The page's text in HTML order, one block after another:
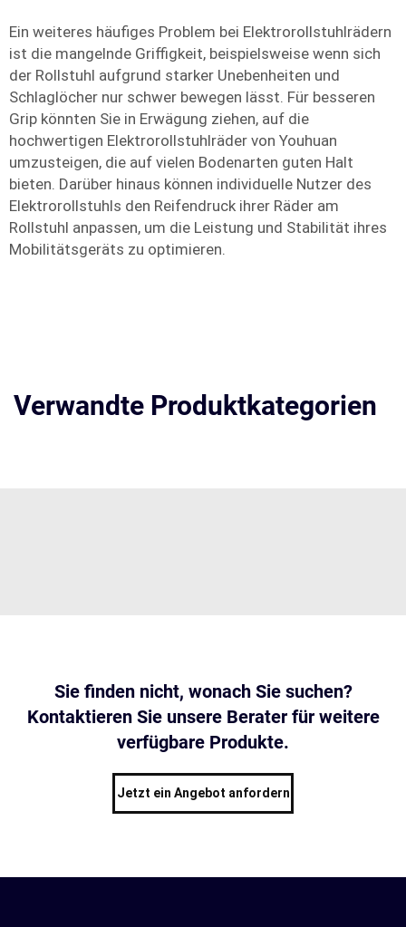
Ein weiteres häufiges Problem bei Elektrorollstuhlrädern
ist die mangelnde Griffigkeit, beispielsweise wenn sich
der Rollstuhl aufgrund starker Unebenheiten und
Schlaglöcher nur schwer bewegen lässt. Für besseren
Grip könnten Sie in Erwägung ziehen, auf die
hochwertigen Elektrorollstuhlräder von Youhuan
umzusteigen, die auf vielen Bodenarten guten Halt
bieten. Darüber hinaus können individuelle Nutzer des
Elektrorollstuhls den Reifendruck ihrer Räder am
Rollstuhl anpassen, um die Leistung und Stabilität ihres
Mobilitätsgeräts zu optimieren.
Verwandte Produktkategorien
Sie finden nicht, wonach Sie suchen?
Kontaktieren Sie unsere Berater für weitere
verfügbare Produkte.
Jetzt ein Angebot anfordern